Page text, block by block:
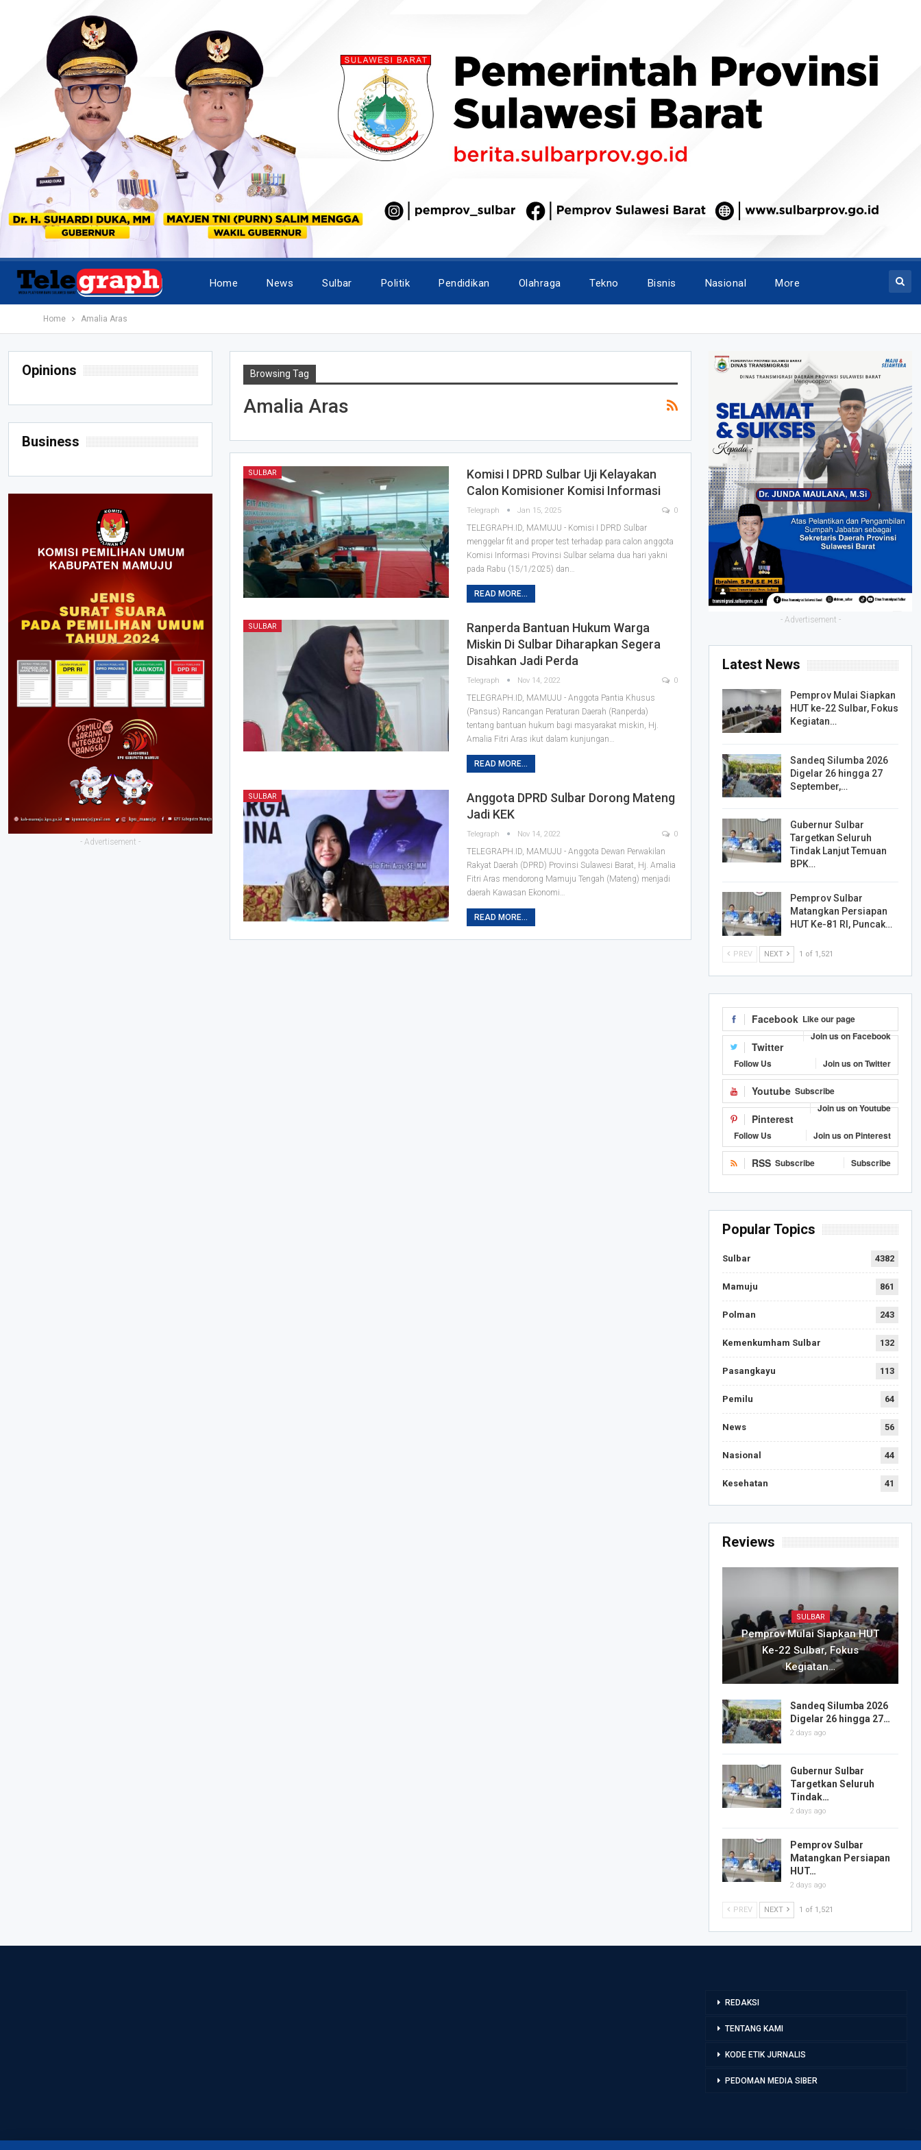
Home News Sulbar Politik Pendidikan Olahraga Tekno Bisnis Nasional More
Home Amalia Aras
Browsing Tag
Amalia Aras
SULBAR
Komisi I DPRD Sulbar Uji Kelayakan
Calon Komisioner Komisi Informasi
Telegraph Jan 15, 2025 0
TELEGRAPH.ID, MAMUJU - Komisi I DPRD Sulbar
menggelar fit and proper test terhadap para calon anggota
Komisi Informasi Provinsi Sulbar selama dua hari yakni
pada Rabu (15/1/2025) dan…
READ MORE...
SULBAR
Ranperda Bantuan Hukum Warga
Miskin Di Sulbar Diharapkan Segera
Disahkan Jadi Perda
Telegraph Nov 14, 2022 0
TELEGRAPH.ID, MAMUJU - Anggota Pantia Khusus
(Pansus) Rancangan Peraturan Daerah (Ranperda)
tentang bantuan hukum bagi masyarakat miskin, Hj.
Amalia Fitri Aras ikut dalam kunjungan
READ MORE...
SULBAR
Anggota DPRD Sulbar Dorong Mateng
Jadi KEK
Telegraph Nov 14, 2022 0
TELEGRAPH.ID, MAMUJU - Anggota Dewan Perwakilan
Rakyat Daerah (DPRD) Provinsi Sulawesi Barat, Hj. Amalia
Fitri Aras mendorong Mamuju Tengah (Mateng) menjadi
daerah Kawasan Ekonomi
READ MORE...
- Advertisement -
Latest News
Pemprov Mulai Siapkan
HUT ke-22 Sulbar, Fokus
Kegiatan…
Sandeq Silumba 2026
Digelar 26 hingga 27
September,…
Gubernur Sulbar
Targetkan Seluruh
Tindak Lanjut Temuan
BPK…
Pemprov Sulbar
Matangkan Persiapan
HUT Ke-81 RI, Puncak…
PREV NEXT 1 of 1,521
Facebook Like our page
Join us on Facebook
Twitter
Follow Us Join us on Twitter
Youtube Subscribe
Join us on Youtube
Pinterest
Follow Us Join us on Pinterest
RSS Subscribe Subscribe
Popular Topics
Sulbar 4382
Mamuju 861
Polman 243
Kemenkumham Sulbar 132
Pasangkayu 113
Pemilu 64
News 56
Nasional 44
Kesehatan 41
Reviews
SULBAR
Pemprov Mulai Siapkan HUT
Ke-22 Sulbar, Fokus
Kegiatan…
Sandeq Silumba 2026
Digelar 26 hingga 27…
2 days ago
Gubernur Sulbar
Targetkan Seluruh
Tindak…
2 days ago
Pemprov Sulbar
Matangkan Persiapan
HUT…
2 days ago
PREV NEXT 1 of 1,521
Opinions
Business
- Advertisement -
REDAKSI
TENTANG KAMI
KODE ETIK JURNALIS
PEDOMAN MEDIA SIBER